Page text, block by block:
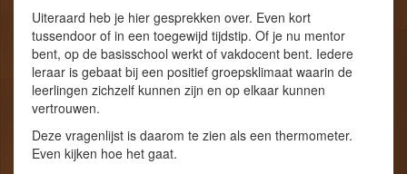
Uiteraard heb je hier gesprekken over. Even kort
tussendoor of in een toegewijd tijdstip. Of je nu mentor
bent, op de basisschool werkt of vakdocent bent. Iedere
leraar is gebaat bij een positief groepsklimaat waarin de
leerlingen zichzelf kunnen zijn en op elkaar kunnen
vertrouwen.
Deze vragenlijst is daarom te zien als een thermometer.
Even kijken hoe het gaat.